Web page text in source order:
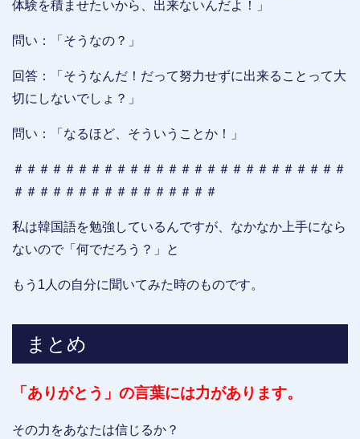
体験を積ませたいから、出来ないんだよ！」
問い：「そうなの？」
回答：「そうなんだ！だって努力せずに出来ることって大
切にしないでしょ？」
問い：「なるほど、そういうことか！」
＃＃＃＃＃＃＃＃＃＃＃＃＃＃＃＃＃＃＃＃＃＃＃＃＃＃
＃＃＃＃＃＃＃＃＃＃＃＃＃＃＃＃
私は韓国語を勉強しているんですが、なかなか上手になら
ないので「何でだろう？」と
もう1人の自分に聞いてみた時のものです。
まとめ
「ありがとう」の言葉には力があります。
その力をあなたは信じるか？